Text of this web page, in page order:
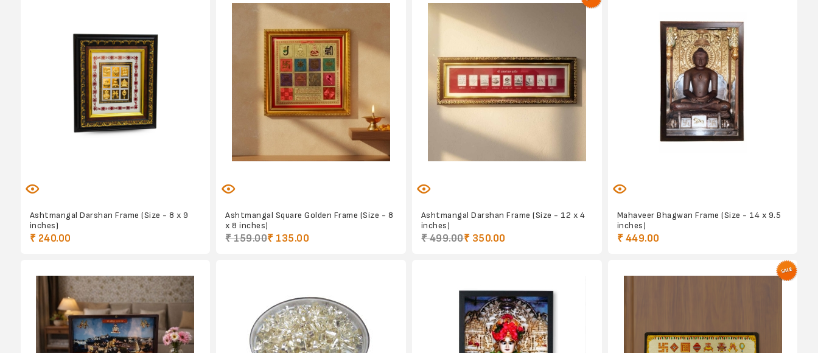
Ashtmangal Darshan Frame (Size - 8 x 9
inches)
₹ 240.00
Ashtmangal Square Golden Frame (Size - 8
x 8 inches)
₹ 159.00₹ 135.00
Ashtmangal Darshan Frame (Size - 12 x 4
inches)
₹ 499.00₹ 350.00
Mahaveer Bhagwan Frame (Size - 14 x 9.5
inches)
₹ 449.00